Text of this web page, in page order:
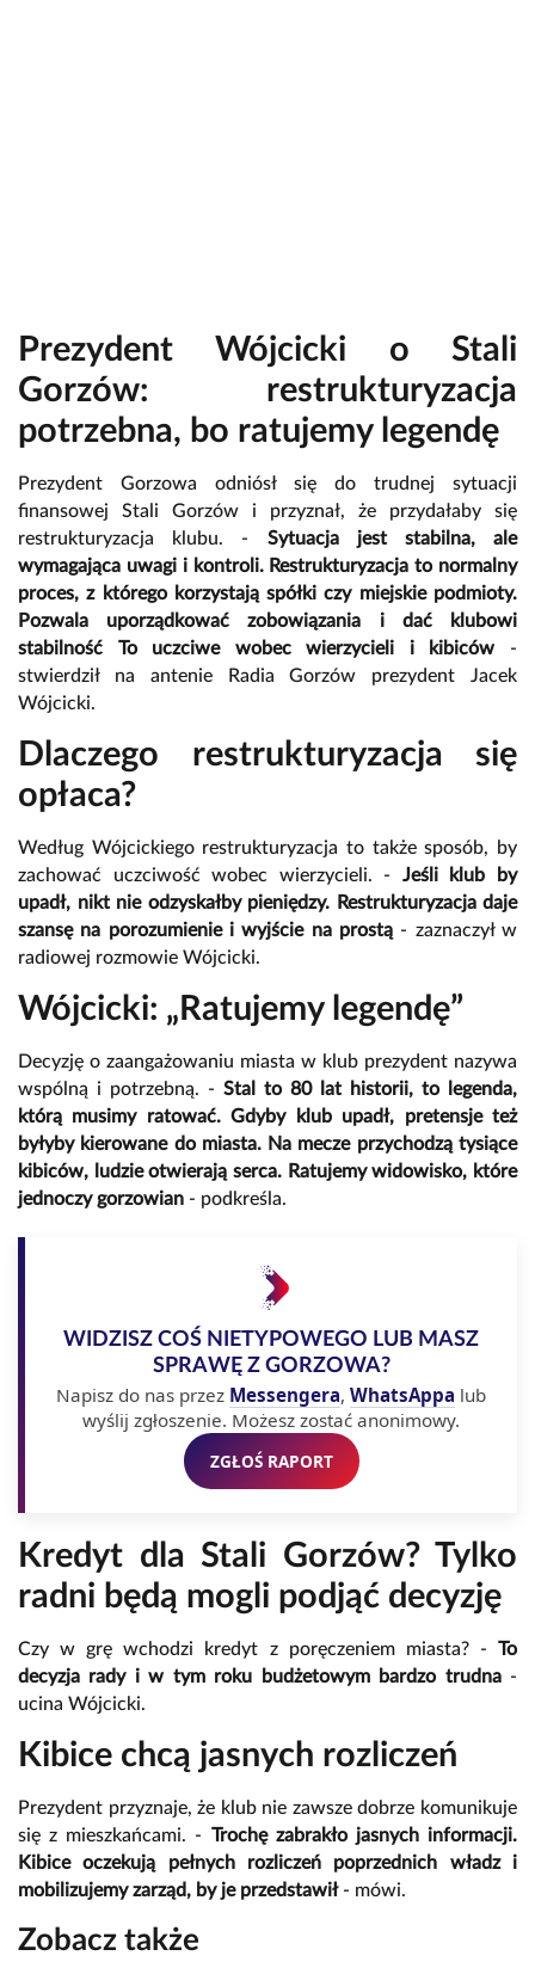
Prezydent Wójcicki o Stali
Gorzów: restrukturyzacja
potrzebna, bo ratujemy legendę
Prezydent Gorzowa odniósł się do trudnej sytuacji
finansowej Stali Gorzów i przyznał, że przydałaby się
restrukturyzacja klubu. - Sytuacja jest stabilna, ale
wymagająca uwagi i kontroli. Restrukturyzacja to normalny
proces, z którego korzystają spółki czy miejskie podmioty.
Pozwala uporządkować zobowiązania i dać klubowi
stabilność
To uczciwe wobec wierzycieli i kibiców
-
stwierdził na antenie Radia Gorzów prezydent Jacek
Wójcicki.
Dlaczego restrukturyzacja się
opłaca?
Według Wójcickiego restrukturyzacja to także sposób, by
zachować uczciwość wobec wierzycieli. - Jeśli klub by
upadł, nikt nie odzyskałby pieniędzy. Restrukturyzacja daje
szansę na porozumienie i wyjście na prostą - zaznaczył w
radiowej rozmowie Wójcicki.
Wójcicki: „Ratujemy legendę”
Decyzję o zaangażowaniu miasta w klub prezydent nazywa
wspólną i potrzebną. - Stal to 80 lat historii, to legenda,
którą musimy ratować. Gdyby klub upadł, pretensje też
byłyby kierowane do miasta. Na mecze przychodzą tysiące
kibiców, ludzie otwierają serca. Ratujemy widowisko, które
jednoczy gorzowian - podkreśla.
WIDZISZ COŚ NIETYPOWEGO LUB MASZ
SPRAWĘ Z GORZOWA?
Napisz do nas przez Messengera, WhatsAppa lub
wyślij zgłoszenie. Możesz zostać anonimowy.
ZGŁOŚ RAPORT
Kredyt dla Stali Gorzów? Tylko
radni będą mogli podjąć decyzję
Czy w grę wchodzi kredyt z poręczeniem miasta? - To
decyzja rady i w tym roku budżetowym bardzo trudna-
ucina Wójcicki.
Kibice chcą jasnych rozliczeń
Prezydent przyznaje, że klub nie zawsze dobrze komunikuje
się z mieszkańcami. - Trochę zabrakło jasnych informacji.
Kibice oczekują pełnych rozliczeń poprzednich władz i
mobilizujemy zarząd, by je przedstawił- mówi.
Zobacz także